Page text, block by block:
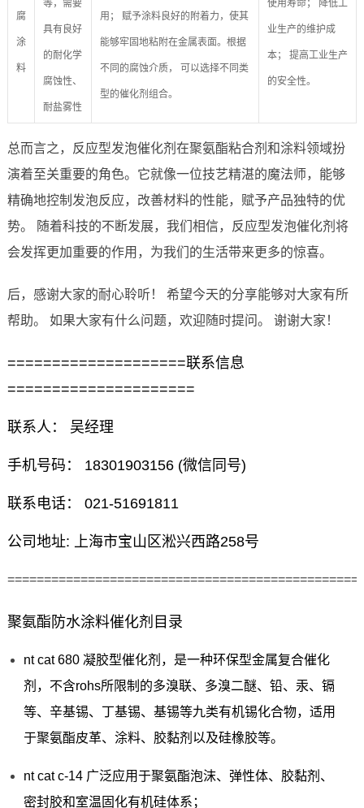
腐
涂
料
等，需要
具有良好
的耐化学
腐蚀性、
耐盐雾性
用； 赋予涂料良好的附着力，使其
能够牢固地粘附在金属表面。根据
不同的腐蚀介质， 可以选择不同类
型的催化剂组合。
使用寿命； 降低工
业生产的维护成
本； 提高工业生产
的安全性。
总而言之，反应型发泡催化剂在聚氨酯粘合剂和涂料领域扮
演着至关重要的角色。它就像一位技艺精湛的魔法师，能够
精确地控制发泡反应，改善材料的性能，赋予产品独特的优
势。 随着科技的不断发展，我们相信，反应型发泡催化剂将
会发挥更加重要的作用，为我们的生活带来更多的惊喜。
后，感谢大家的耐心聆听！ 希望今天的分享能够对大家有所
帮助。 如果大家有什么问题，欢迎随时提问。 谢谢大家！
====================联系信息
=====================
联系人： 吴经理
手机号码： 18301903156 (微信同号)
联系电话： 021-51691811
公司地址: 上海市宝山区淞兴西路258号
聚氨酯防水涂料催化剂目录
nt cat 680 凝胶型催化剂，是一种环保型金属复合催化
剂，不含rohs所限制的多溴联、多溴二醚、铅、汞、镉
等、辛基锡、丁基锡、基锡等九类有机锡化合物，适用
于聚氨酯皮革、涂料、胶黏剂以及硅橡胶等。
nt cat c-14 广泛应用于聚氨酯泡沫、弹性体、胶黏剂、
密封胶和室温固化有机硅体系；